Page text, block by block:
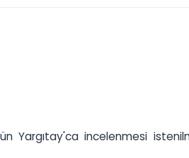
Yargıtay'ca incelenmesi